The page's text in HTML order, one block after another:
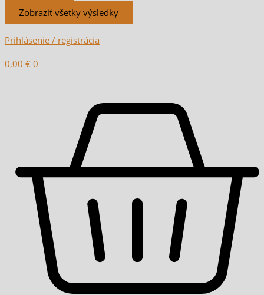
Zobraziť všetky výsledky
Prihlásenie / registrácia
0,00 € 0